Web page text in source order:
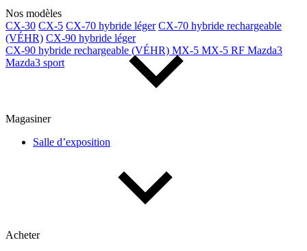
Nos modèles
CX-30 CX-5 CX-70 hybride léger CX-70 hybride rechargeable
(VÉHR) CX-90 hybride léger
CX-90 hybride rechargeable (VÉHR) MX-5 MX-5 RF Mazda3
Mazda3 sport
Magasiner
Salle d’exposition
Acheter